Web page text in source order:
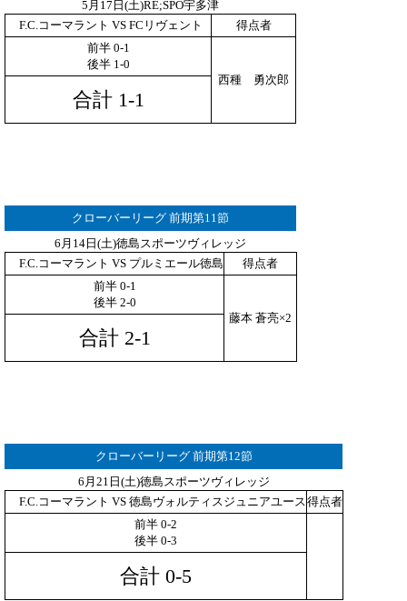
5月17日(土)RE;SPO宇多津
F.C.コーマラント VS FCリヴェント
得点者
前半 0-1
後半 1-0
西種 勇次郎
合計 1-1
クローバーリーグ 前期第11節
6月14日(土)徳島スポーツヴィレッジ
F.C.コーマラント VS プルミエール徳島
得点者
前半 0-1
後半 2-0
藤本 蒼亮×2
合計 2-1
クローバーリーグ 前期第12節
6月21日(土)徳島スポーツヴィレッジ
F.C.コーマラント VS 徳島ヴォルティスジュニアユース得点者
前半 0-2
後半 0-3
合計 0-5